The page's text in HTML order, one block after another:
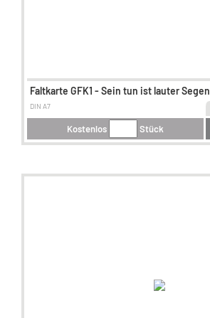
Faltkarte GFK1 - Sein tun ist lauter Segen
DIN A7
Kostenlos Stück